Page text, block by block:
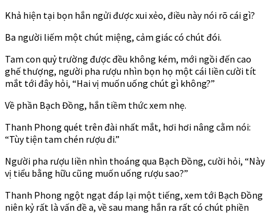
Khả hiện tại bọn hắn ngửi được xui xẻo, điều này nói rõ cái gì?
Ba người liếm một chút miệng, cảm giác có chút đói.
Tam con quỷ trường được đều không kém, mới ngồi đến cao
ghế thượng, người pha rượu nhìn bọn họ một cái liền cười tít
mắt tới đây hỏi, “Hai vị muốn uống chút gì không?”
Về phần Bạch Đồng, hắn tiềm thức xem nhẹ.
Thanh Phong quét trên đài nhất mắt, hơi hơi nâng cằm nói:
“Tùy tiện tam chén rượu đi.”
Người pha rượu liền nhìn thoáng qua Bạch Đồng, cười hỏi, “Này
vị tiểu bằng hữu cũng muốn uống rượu sao?”
Thanh Phong ngột ngạt đáp lại một tiếng, xem tới Bạch Đồng
niên kỷ rất là vấn đề a, về sau mang hắn ra rất có chút phiền